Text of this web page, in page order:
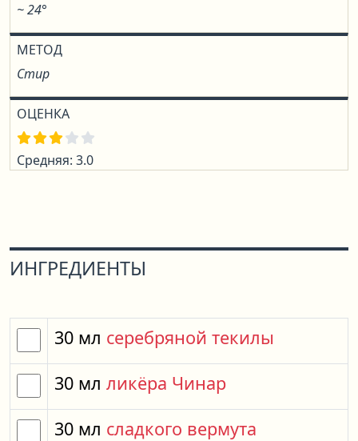
~ 24°
МЕТОД
Стир
ОЦЕНКА
Средняя: 3.0
ИНГРЕДИЕНТЫ
30 мл серебряной текилы
30 мл ликёра Чинар
30 мл сладкого вермута